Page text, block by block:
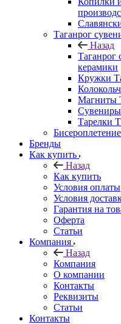
Таганрог
Назад
Таганрог
керамики
Кружки
Магниты
Сувениры
Тарелки
Бренды
Как купить
Назад
Как купить
Условия оплаты
Условия
Гарантия на
Оферта
Статьи
Компания
Назад
Компания
О компании
Контакты
Реквизиты
Статьи
Контакты